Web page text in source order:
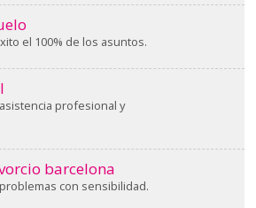
el 100% de los asuntos.
profesional y
barcelona
con sensibilidad.